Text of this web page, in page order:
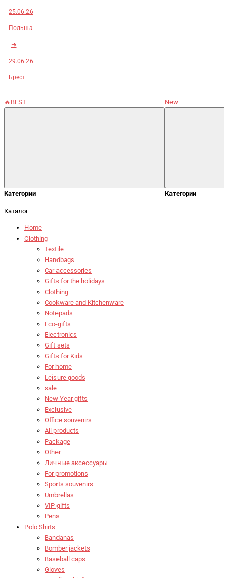
25.06.26
Польша
➜
29.06.26
Брест
🔥BEST
Категории
New
Категории
Каталог
Home
Clothing
Textile
Handbags
Car accessories
Gifts for the holidays
Clothing
Cookware and Kitchenware
Notepads
Eco-gifts
Electronics
Gift sets
Gifts for Kids
For home
Leisure goods
sale
New Year gifts
Exclusive
Office souvenirs
All products
Package
Other
Личные аксессуары
For promotions
Sports souvenirs
Umbrellas
VIP gifts
Pens
Polo Shirts
Bandanas
Bomber jackets
Baseball caps
Gloves